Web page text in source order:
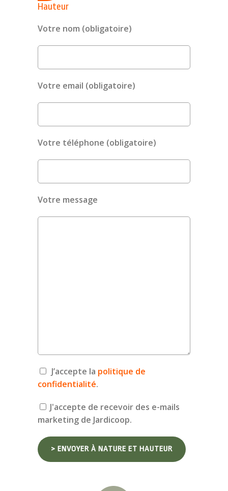
Hauteur
Votre nom (obligatoire)
Votre email (obligatoire)
Votre téléphone (obligatoire)
Votre message
J’accepte la politique de
confidentialité.
J'accepte de recevoir des e-mails
marketing de Jardicoop.